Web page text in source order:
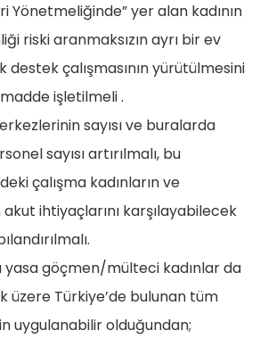
Yönetmeliğinde” yer alan kadının
riski aranmaksızın ayrı bir ev
destek çalışmasının yürütülmesini
işletilmeli .
sayısı ve buralarda
sayısı artırılmalı, bu
çalışma kadınların ve
ihtiyaçlarını karşılayabilecek
yasa göçmen/mülteci kadınlar da
üzere Türkiye’de bulunan tüm
uygulanabilir olduğundan;